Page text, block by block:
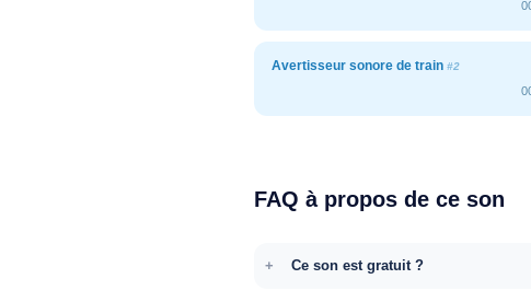
Avertisseur sonore de train #2
FAQ à propos de ce son
Ce son est gratuit ?